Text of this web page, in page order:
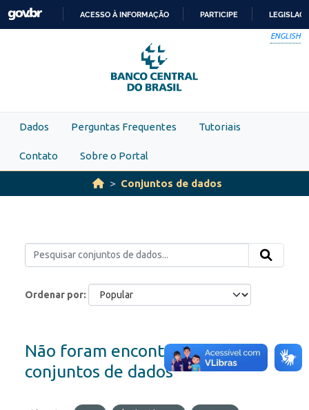
Skip to main content
PARA
O
CONTEÚDO
ACESSO À INFORMAÇÃO PARTICIPE
ENGLISH
Dados Perguntas Frequentes Tutoriais
Contato Sobre o Portal
Conjuntos de dados
Ordenar por
Não foram encontrados
conjuntos de dados